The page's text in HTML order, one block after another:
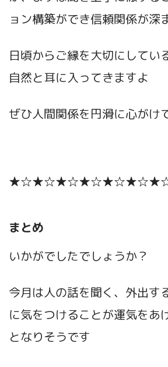
ョン構築ができ信頼関係が深
日頃からご縁を大切にしてい
自然と耳に入ってきますよ
ぜひ人間関係を円滑に心がけ
まとめ
いかがでしたでしょうか？
今月は人の話を聞く、外出す
に気をつけることが運気をあ
となりそうです